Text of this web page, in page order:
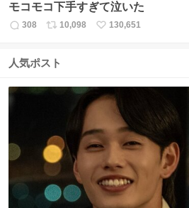
モコモコ下手すぎて泣いた
返
数
308
リ
ス
数
10,098
い
130,651
人気ポスト